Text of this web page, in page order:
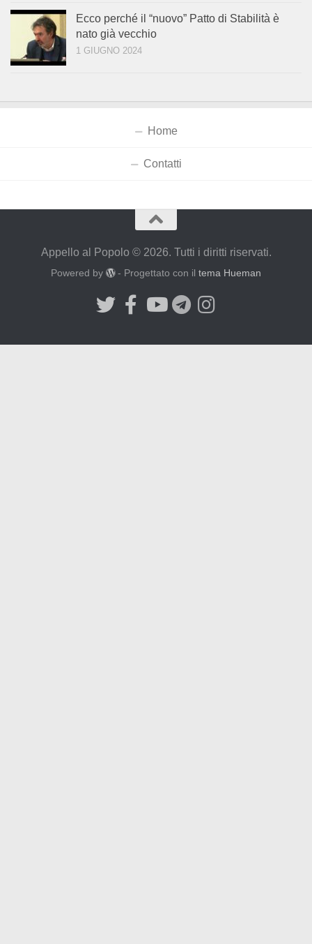
Ecco perché il “nuovo” Patto di Stabilità è
nato già vecchio
1 GIUGNO 2024
Home
Contatti
Appello al Popolo © 2026. Tutti i diritti riservati.
Powered by - Progettato con iltema Hueman